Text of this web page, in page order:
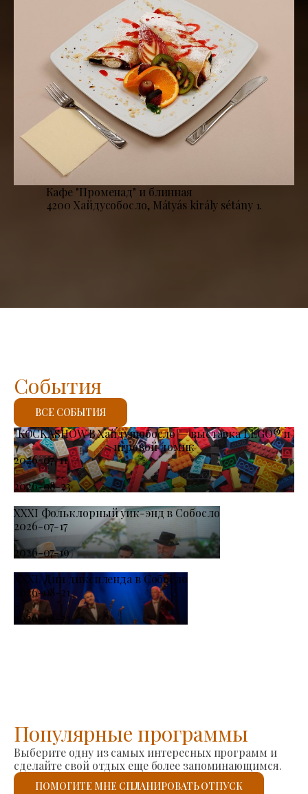
Кафе "Променад" и блинная
4200 Хайдусобосло, Mátyás király sétány 1.
KOCKASHOW В Хайдушобосло — выставка LEGO® и
игровой домик
2026-07-11
-
2026-08-23
XXXI Фольклорный уик-энд в Собосло
2026-07-17
-
2026-07-19
XXXI. Дни диксиленда в Собосло
2026-08-21
-
2026-08-23
События
ВСЕ СОБЫТИЯ
Популярные программы
Выберите одну из самых интересных программ и
сделайте свой отдых еще более запоминающимся.
ПОМОГИТЕ МНЕ СПЛАНИРОВАТЬ ОТПУСК